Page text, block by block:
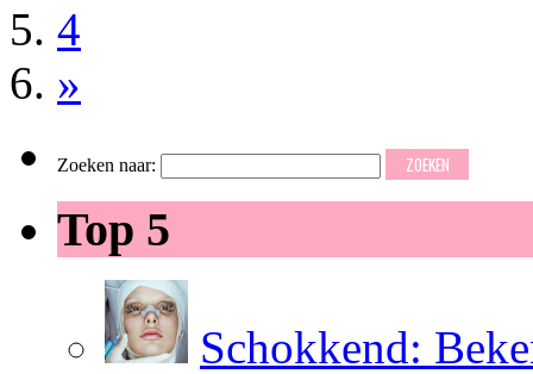
4
»
Zoeken naar:
Top 5
Schokkend: